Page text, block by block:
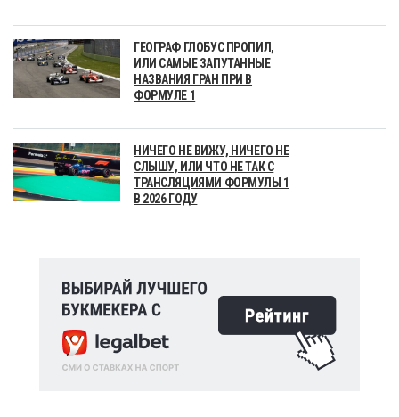
ГЕОГРАФ ГЛОБУС ПРОПИЛ,
ИЛИ САМЫЕ ЗАПУТАННЫЕ
НАЗВАНИЯ ГРАН ПРИ В
ФОРМУЛЕ 1
НИЧЕГО НЕ ВИЖУ, НИЧЕГО НЕ
СЛЫШУ, ИЛИ ЧТО НЕ ТАК С
ТРАНСЛЯЦИЯМИ ФОРМУЛЫ 1
В 2026 ГОДУ